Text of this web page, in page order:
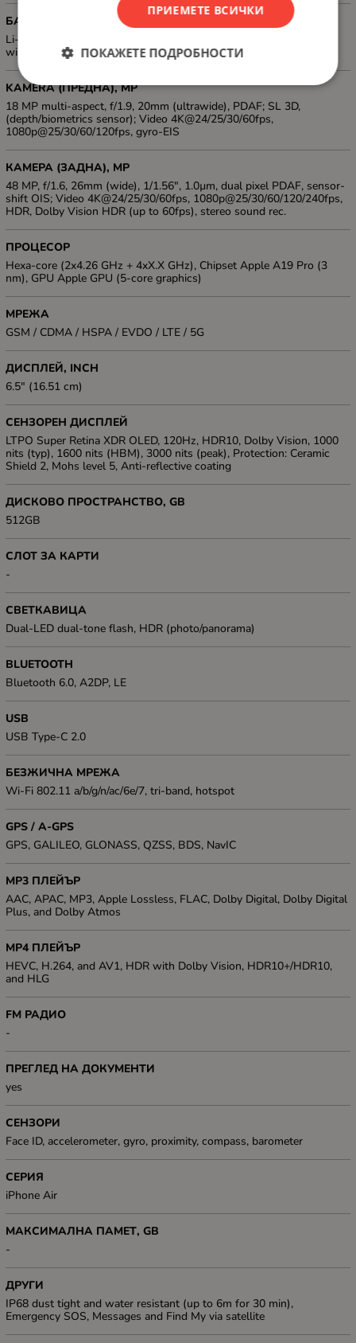
БАТЕРИЯ, MAH
Li-Ion 3149 mAh, Charging: Wired, PD2.0, 50% in 30 min; 20W
wireless MagSafe/Qi2; 4.5W reverse wired
KAMERA (ПРЕДНА), MP
18 MP multi-aspect, f/1.9, 20mm (ultrawide), PDAF; SL 3D,
(depth/biometrics sensor); Video 4K@24/25/30/60fps,
1080p@25/30/60/120fps, gyro-EIS
КАМЕРА (ЗАДНА), MP
48 MP, f/1.6, 26mm (wide), 1/1.56", 1.0µm, dual pixel PDAF, sensor-
shift OIS; Video 4K@24/25/30/60fps, 1080p@25/30/60/120/240fps,
HDR, Dolby Vision HDR (up to 60fps), stereo sound rec.
ПРОЦЕСОР
Hexa-core (2x4.26 GHz + 4xX.X GHz), Chipset Apple A19 Pro (3
nm), GPU Apple GPU (5-core graphics)
МРЕЖА
GSM / CDMA / HSPA / EVDO / LTE / 5G
ДИСПЛЕЙ, INCH
6.5" (16.51 cm)
СЕНЗОРЕН ДИСПЛЕЙ
LTPO Super Retina XDR OLED, 120Hz, HDR10, Dolby Vision, 1000
nits (typ), 1600 nits (HBM), 3000 nits (peak), Protection: Ceramic
Shield 2, Mohs level 5, Anti-reflective coating
ДИСКОВО ПРОСТРАНСТВО, GB
512GB
СЛОТ ЗА КАРТИ
-
СВЕТКАВИЦА
Dual-LED dual-tone flash, HDR (photo/panorama)
BLUETOOTH
Bluetooth 6.0, A2DP, LE
USB
USB Type-C 2.0
БЕЗЖИЧНА МРЕЖА
Wi-Fi 802.11 a/b/g/n/ac/6e/7, tri-band, hotspot
GPS / A-GPS
GPS, GALILEO, GLONASS, QZSS, BDS, NavIC
MP3 ПЛЕЙЪР
AAC, APAC, MP3, Apple Lossless, FLAC, Dolby Digital, Dolby Digital
Plus, and Dolby Atmos
MP4 ПЛЕЙЪР
HEVC, H.264, and AV1, HDR with Dolby Vision, HDR10+/HDR10,
and HLG
FM РАДИО
-
ПРЕГЛЕД НА ДОКУМЕНТИ
yes
СЕНЗОРИ
Face ID, accelerometer, gyro, proximity, compass, barometer
СЕРИЯ
iPhone Air
МАКСИМАЛНА ПАМЕТ, GB
-
ДРУГИ
IP68 dust tight and water resistant (up to 6m for 30 min),
Emergency SOS, Messages and Find My via satellite
ПРИЕМЕТЕ ВСИЧКИ
ПОКАЖЕТЕ ПОДРОБНОСТИ